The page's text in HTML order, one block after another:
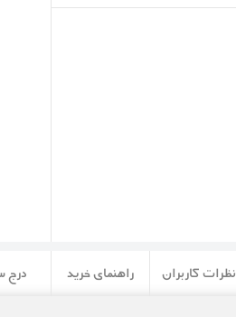
نظرات کاربران راهنمای خرید درج